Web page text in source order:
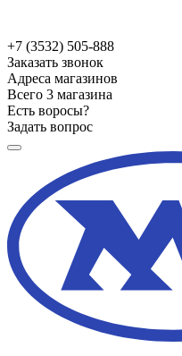
+7 (3532) 505-888
Заказать звонок
Адреса магазинов
Всего 3 магазина
Есть воросы?
Задать вопрос